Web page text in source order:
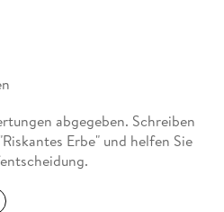
abgegeben. Schreiben
Erbe" und helfen Sie